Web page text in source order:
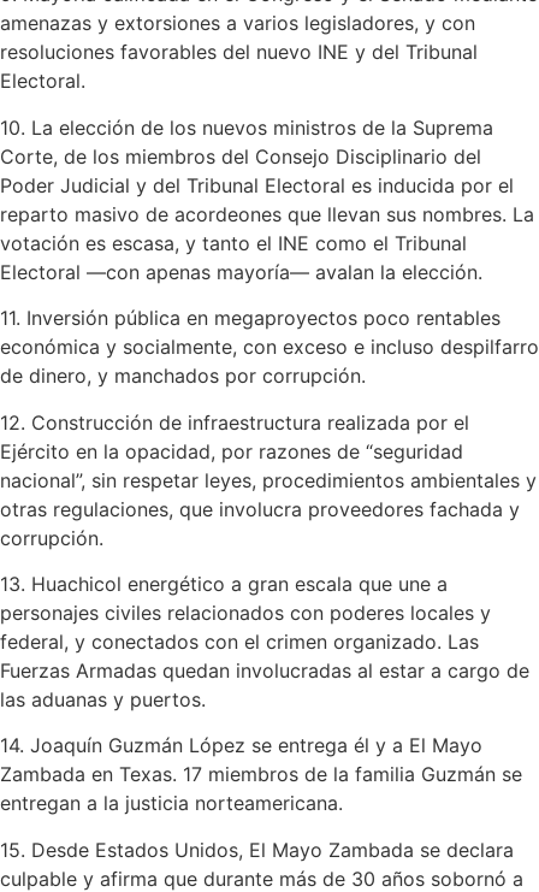
amenazas y extorsiones a varios legisladores, y con
resoluciones favorables del nuevo INE y del Tribunal
Electoral.
10. La elección de los nuevos ministros de la Suprema
Corte, de los miembros del Consejo Disciplinario del
Poder Judicial y del Tribunal Electoral es inducida por el
reparto masivo de acordeones que llevan sus nombres. La
votación es escasa, y tanto el INE como el Tribunal
Electoral —con apenas mayoría— avalan la elección.
11. Inversión pública en megaproyectos poco rentables
económica y socialmente, con exceso e incluso despilfarro
de dinero, y manchados por corrupción.
12. Construcción de infraestructura realizada por el
Ejército en la opacidad, por razones de “seguridad
nacional”, sin respetar leyes, procedimientos ambientales y
otras regulaciones, que involucra proveedores fachada y
corrupción.
13. Huachicol energético a gran escala que une a
personajes civiles relacionados con poderes locales y
federal, y conectados con el crimen organizado. Las
Fuerzas Armadas quedan involucradas al estar a cargo de
las aduanas y puertos.
14. Joaquín Guzmán López se entrega él y a El Mayo
Zambada en Texas. 17 miembros de la familia Guzmán se
entregan a la justicia norteamericana.
15. Desde Estados Unidos, El Mayo Zambada se declara
culpable y afirma que durante más de 30 años sobornó a